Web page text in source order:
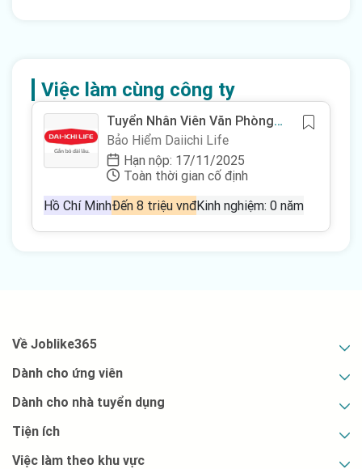
Việc làm cùng công ty
Tuyển Nhân Viên Văn Phòng
Làm Giờ Hành Chính
Bảo Hiểm Daiichi Life
Hạn nộp: 17/11/2025
Toàn thời gian cố định
Hồ Chí MinhĐến 8 triệu vnđKinh nghiệm: 0 năm
Về Joblike365
Dành cho ứng viên
Dành cho nhà tuyển dụng
Tiện ích
Việc làm theo khu vực